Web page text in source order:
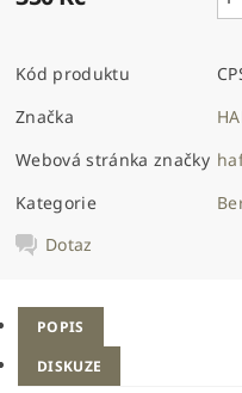
Kód produktu
Značka
Webová stránka značky
Kategorie
Dotaz
POPIS
DISKUZE